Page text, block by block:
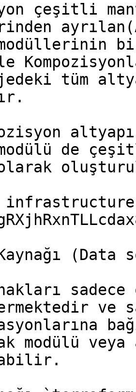
çeşitli
tüm
de
(Data
sadece
ve
modülü